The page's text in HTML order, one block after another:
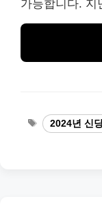
가능합니다.
Tags
2024년 신